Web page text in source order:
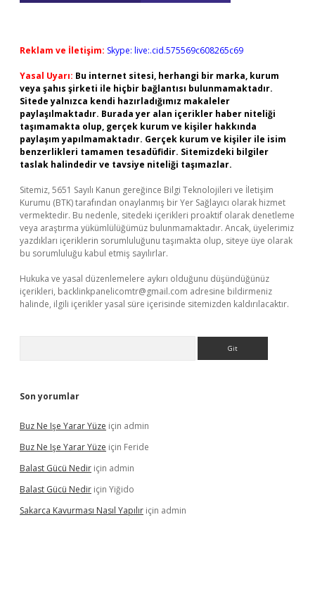
Reklam ve İletişim: Skype: live:.cid.575569c608265c69
Yasal Uyarı: Bu internet sitesi, herhangi bir marka, kurum
veya şahıs şirketi ile hiçbir bağlantısı bulunmamaktadır.
Sitede yalnızca kendi hazırladığımız makaleler
paylaşılmaktadır. Burada yer alan içerikler haber niteliği
taşımamakta olup, gerçek kurum ve kişiler hakkında
paylaşım yapılmamaktadır. Gerçek kurum ve kişiler ile isim
benzerlikleri tamamen tesadüfidir. Sitemizdeki bilgiler
taslak halindedir ve tavsiye niteliği taşımazlar.
Sitemiz, 5651 Sayılı Kanun gereğince Bilgi Teknolojileri ve İletişim
Kurumu (BTK) tarafından onaylanmış bir Yer Sağlayıcı olarak hizmet
vermektedir. Bu nedenle, sitedeki içerikleri proaktif olarak denetleme
veya araştırma yükümlülüğümüz bulunmamaktadır. Ancak, üyelerimiz
yazdıkları içeriklerin sorumluluğunu taşımakta olup, siteye üye olarak
bu sorumluluğu kabul etmiş sayılırlar.
Hukuka ve yasal düzenlemelere aykırı olduğunu düşündüğünüz
içerikleri, backlinkpanelicomtr@gmail.com adresine bildirmeniz
halinde, ilgili içerikler yasal süre içerisinde sitemizden kaldırılacaktır.
Son yorumlar
Buz Ne Işe Yarar Yüze için admin
Buz Ne Işe Yarar Yüze için Feride
Balast Gücü Nedir için admin
Balast Gücü Nedir için Yiğido
Sakarca Kavurması Nasıl Yapılır için admin